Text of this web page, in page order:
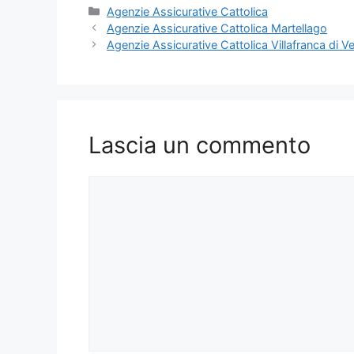
Categorie
Agenzie Assicurative Cattolica
Agenzie Assicurative Cattolica Martellago
Agenzie Assicurative Cattolica Villafranca di
Lascia un commento